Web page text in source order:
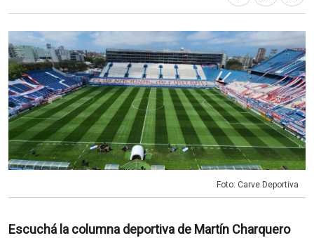
Foto: Carve Deportiva
Escuchá la columna deportiva de Martín Charquero